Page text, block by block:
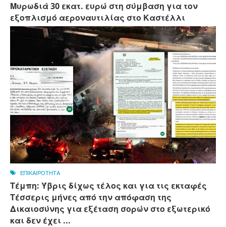
Μυρωδιά 30 εκατ. ευρώ στη σύμβαση για τον
εξοπλισμό αεροναυτιλίας στο Καστέλλι
ΕΠΙΚΑΙΡΟΤΗΤΑ
Τέμπη: Ύβρις δίχως τέλος και για τις εκταφές
Τέσσερις μήνες από την απόφαση της
Δικαιοσύνης για εξέταση σορών στο εξωτερικό
και δεν έχει ...